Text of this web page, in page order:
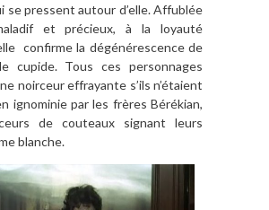
se pressent autour d’elle. Affublée
et précieux, à la loyauté
confirme la dégénérescence de
cupide. Tous ces personnages
noirceur effrayante s’ils n’étaient
ignominie par les frères Bérékian,
de couteaux signant leurs
blanche.